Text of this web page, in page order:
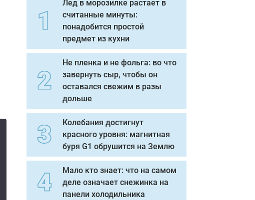
Лед в морозилке растает в
считанные минуты:
понадобится простой
предмет из кухни
Не пленка и не фольга: во что
завернуть сыр, чтобы он
оставался свежим в разы
дольше
Колебания достигнут
красного уровня: магнитная
буря G1 обрушится на Землю
Мало кто знает: что на самом
деле означает снежинка на
панели холодильника